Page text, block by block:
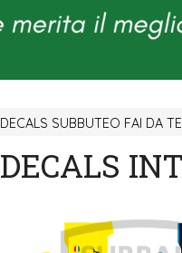
DECALS SUBBUTEO FAI DA TE
DECALS